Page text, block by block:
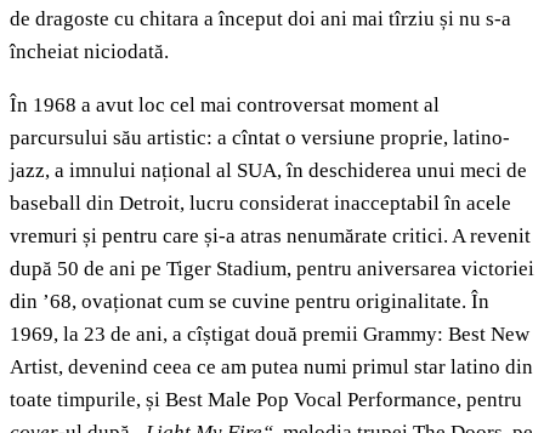
de dragoste cu chitara a început doi ani mai tîrziu și nu s-a
încheiat niciodată.
În 1968 a avut loc cel mai controversat moment al
parcursului său artistic: a cîntat o versiune proprie, latino-
jazz, a imnului național al SUA, în deschiderea unui meci de
baseball din Detroit, lucru considerat inacceptabil în acele
vremuri și pentru care și-a atras nenumărate critici. A revenit
după 50 de ani pe Tiger Stadium, pentru aniversarea victoriei
din ’68, ovaționat cum se cuvine pentru originalitate. În
1969, la 23 de ani, a cîștigat două premii Grammy: Best New
Artist, devenind ceea ce am putea numi primul star latino din
toate timpurile, și Best Male Pop Vocal Performance, pentru